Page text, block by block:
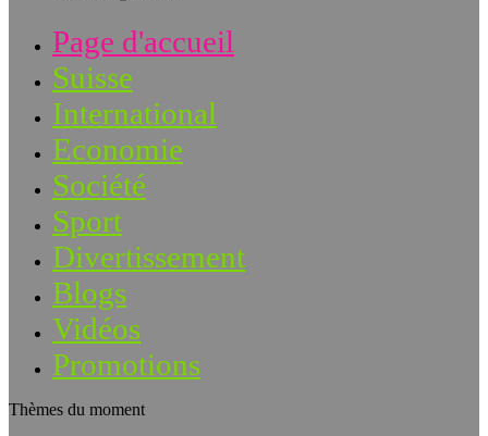
Page d'accueil
Suisse
International
Economie
Société
Sport
Divertissement
Blogs
Vidéos
Promotions
Thèmes du moment